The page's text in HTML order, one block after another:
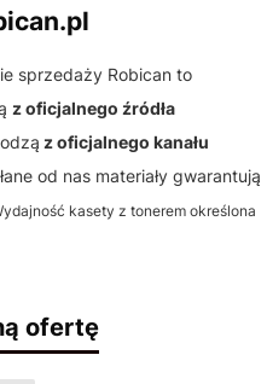
sprzedaży Robican to
z oficjalnego źródła
z oficjalnego kanału
od nas materiały gwarantują
kasety z tonerem określona
ofertę